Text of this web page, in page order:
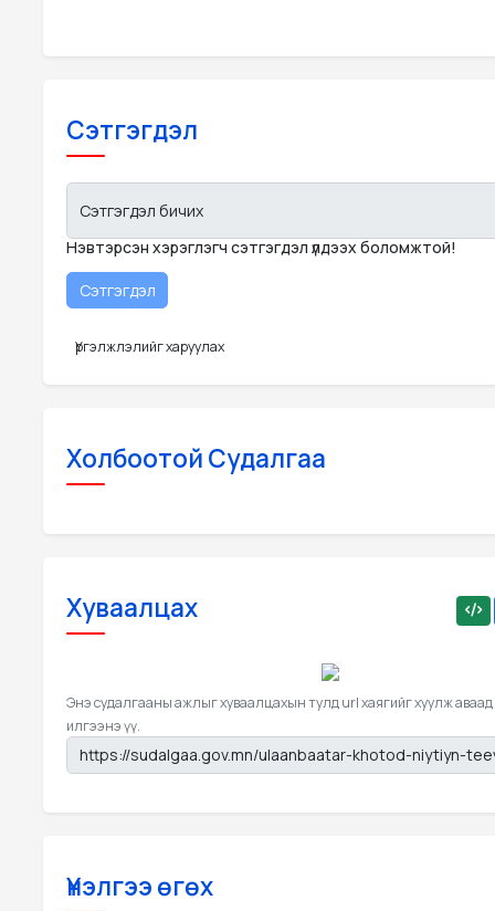
Сэтгэгдэл
Сэтгэгдэл бичих
Нэвтэрсэн хэрэглэгч сэтгэгдэл үлдээх боломжтой!
Үргэлжлэлийг харуулах
Холбоотой Судалгаа
Хуваалцах
Энэ судалгааны ажлыг хуваалцахын тулд url хаягийг хуулж аваад
илгээнэ үү.
Үнэлгээ өгөх